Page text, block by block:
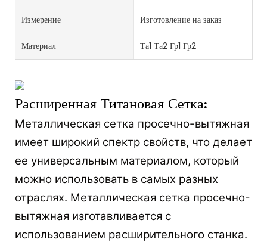
Измерение Изготовление на заказ
Материал Та1 Та2 Гр1 Гр2
Расширенная Титановая Сетка:
Металлическая сетка просечно-вытяжная
имеет широкий спектр свойств, что делает
ее универсальным материалом, который
можно использовать в самых разных
отраслях. Металлическая сетка просечно-
вытяжная изготавливается с
использованием расширительного станка.